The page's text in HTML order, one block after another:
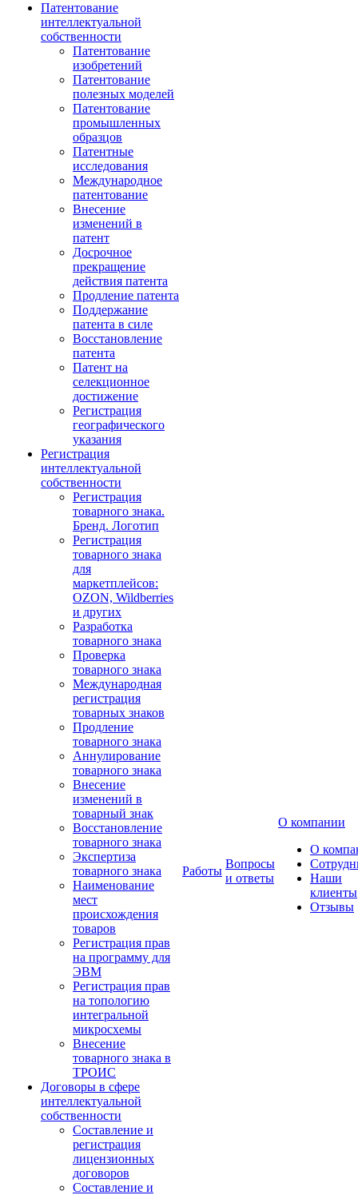
Патентование
интеллектуальной
собственности
Патентование
изобретений
Патентование
полезных моделей
Патентование
промышленных
образцов
Патентные
исследования
Международное
патентование
Внесение
изменений в
патент
Досрочное
прекращение
действия патента
Продление патента
Поддержание
патента в силе
Восстановление
патента
Патент на
селекционное
достижение
Регистрация
географического
указания
Регистрация
интеллектуальной
собственности
Регистрация
товарного знака.
Бренд. Логотип
Регистрация
товарного знака
для
маркетплейсов:
OZON, Wildberries
и других
Разработка
товарного знака
Проверка
товарного знака
Международная
регистрация
товарных знаков
Продление
товарного знака
Аннулирование
товарного знака
Внесение
изменений в
товарный знак
Восстановление
товарного знака
Экспертиза
товарного знака
Наименование
мест
происхождения
товаров
Регистрация прав
на программу для
ЭВМ
Регистрация прав
на топологию
интегральной
микросхемы
Внесение
товарного знака в
ТРОИС
Договоры в сфере
интеллектуальной
собственности
Составление и
регистрация
лицензионных
договоров
Составление и
Работы
Вопросы
и ответы
О компании
О
Наши
клиенты
Отзывы